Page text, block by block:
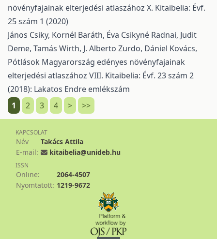
növényfajainak elterjedési atlaszához X. Kitaibelia: Évf.
25 szám 1 (2020)
János Csiky, Kornél Baráth, Éva Csikyné Radnai, Judit
Deme, Tamás Wirth, J. Alberto Zurdo, Dániel Kovács,
Pótlások Magyarország edényes növényfajainak
elterjedési atlaszához VIII. Kitaibelia: Évf. 23 szám 2
(2018): Lakatos Endre emlékszám
1
2 3 4 > >>
KAPCSOLAT
Név
Takács Attila
E-mail:
kitaibelia@unideb.hu
ISSN
Online:
2064-4507
Nyomtatott: 1219-9672